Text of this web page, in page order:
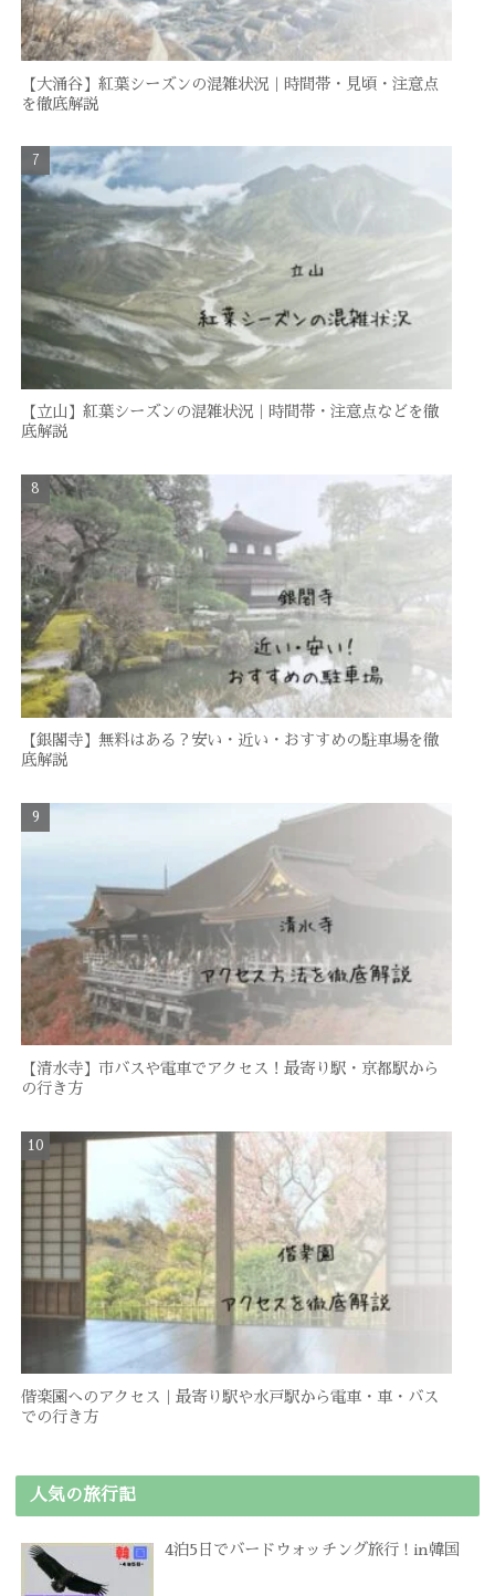
【大涌谷】紅葉シーズンの混雑状況｜時間帯・見頃・注意点
を徹底解説
【立山】紅葉シーズンの混雑状況｜時間帯・注意点などを徹
底解説
【銀閣寺】無料はある？安い・近い・おすすめの駐車場を徹
底解説
【清水寺】市バスや電車でアクセス！最寄り駅・京都駅から
の行き方
偕楽園へのアクセス｜最寄り駅や水戸駅から電車・車・バス
での行き方
人気の旅行記
4泊5日でバードウォッチング旅行 ! in韓国